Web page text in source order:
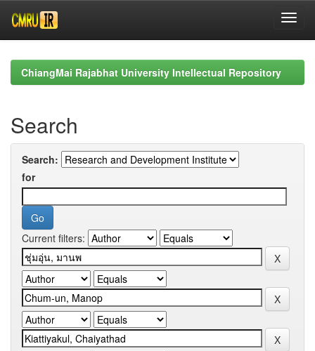
navigationChiangMai Rajabhat University Intellectual Repository
Search
Search:
for
Current filters: